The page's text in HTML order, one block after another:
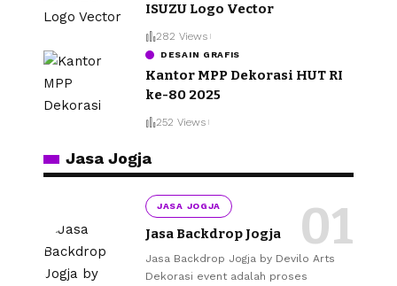
ISUZU Logo Vector
282 Views
DESAIN GRAFIS
Kantor MPP Dekorasi HUT RI
ke-80 2025
252 Views
Jasa Jogja
JASA JOGJA
Jasa Backdrop Jogja
Jasa Backdrop Jogja by Devilo Arts
Dekorasi event adalah proses